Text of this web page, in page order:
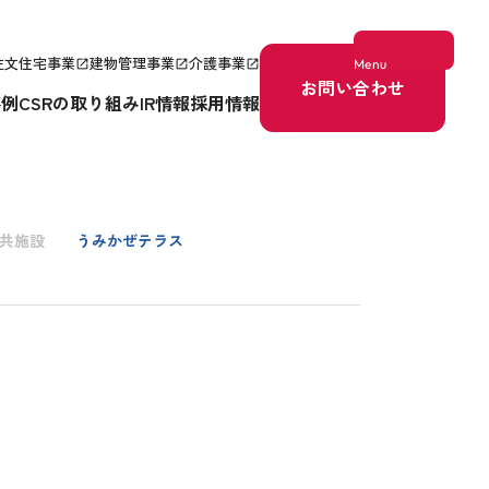
Menu
文住宅事業open_in_new建物管理事業open_in_new介護事業open_in_new
CSRの取り組みIR情報採用情報
お問い合わせ
施設 うみかぜテラス